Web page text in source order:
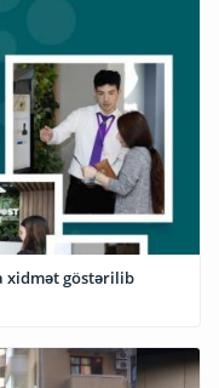
xidmət göstərilib